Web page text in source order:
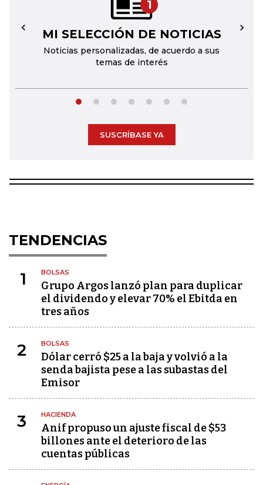
1
MI SELECCIÓN DE NOTICIAS
Noticias personalizadas, de acuerdo a sus
temas de interés
← →
SUSCRÍBASE YA
TENDENCIAS
1 BOLSAS
Grupo Argos lanzó plan para duplicar
el dividendo y elevar 70% el Ebitda en
tres años
2 BOLSAS
Dólar cerró $25 a la baja y volvió a la
senda bajista pese a las subastas del
Emisor
3 HACIENDA
Anif propuso un ajuste fiscal de $53
billones ante el deterioro de las
cuentas públicas